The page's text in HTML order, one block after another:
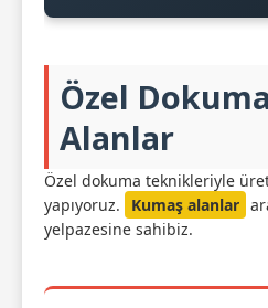
Özel
Alanlar
Özel dokuma teknikleriyle
yapıyoruz.
Kumaş alanlar
yelpazesine sahibiz.